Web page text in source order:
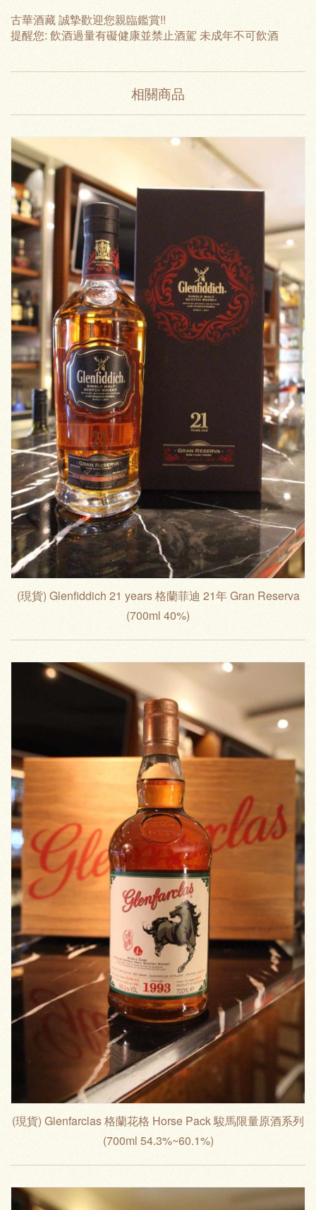
古華酒藏 誠摯歡迎您親臨鑑賞!!
提醒您: 飲酒過量有礙健康並禁止酒駕 未成年不可飲酒
相關商品
(現貨) Glenfiddich 21 years 格蘭菲迪 21年 Gran Reserva
(700ml 40%)
(現貨) Glenfarclas 格蘭花格 Horse Pack 駿馬限量原酒系列
(700ml 54.3%~60.1%)